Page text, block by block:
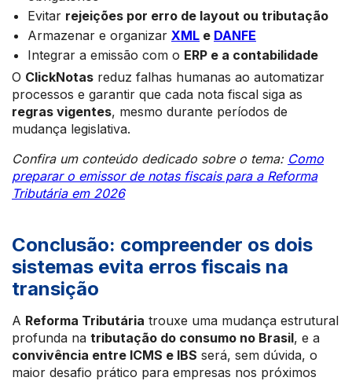
Evitar rejeições por erro de layout ou tributação
Armazenar e organizar XML e DANFE
Integrar a emissão com o ERP e a contabilidade
O ClickNotas reduz falhas humanas ao automatizar
processos e garantir que cada nota fiscal siga as
regras vigentes, mesmo durante períodos de
mudança legislativa.
Confira um conteúdo dedicado sobre o tema: Como
preparar o emissor de notas fiscais para a Reforma
Tributária em 2026
Conclusão: compreender os dois
sistemas evita erros fiscais na
transição
A Reforma Tributária trouxe uma mudança estrutural
profunda na tributação do consumo no Brasil, e a
convivência entre ICMS e IBS será, sem dúvida, o
maior desafio prático para empresas nos próximos